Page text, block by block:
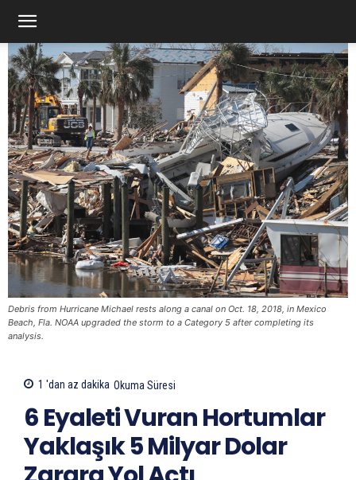
Debris from Hurricane Michael rests along a canal on Oct. 18, 2018, in Mexico
Beach, Fla. NOAA upgraded the storm to a Category 5 after completing its
analysis.
1 'dan az dakika Okuma Süresi
6 Eyaleti Vuran Hortumlar
Yaklaşık 5 Milyar Dolar